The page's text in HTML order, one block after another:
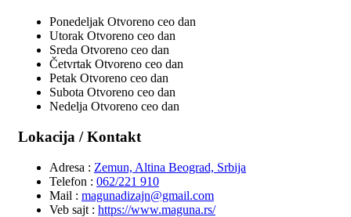
Ponedeljak Otvoreno ceo dan
Utorak Otvoreno ceo dan
Sreda Otvoreno ceo dan
Četvrtak Otvoreno ceo dan
Petak Otvoreno ceo dan
Subota Otvoreno ceo dan
Nedelja Otvoreno ceo dan
Lokacija / Kontakt
Adresa : Zemun, Altina Beograd, Srbija
Telefon : 062/221 910
Mail : magunadizajn@gmail.com
Veb sajt : https://www.maguna.rs/